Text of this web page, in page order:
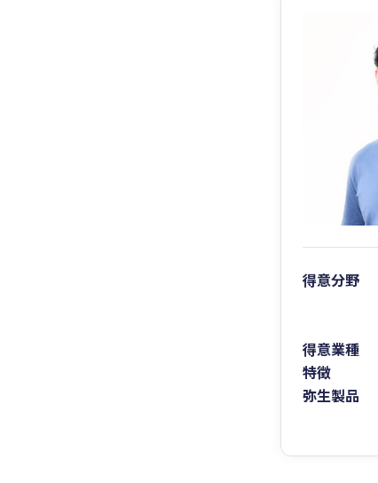
得意分野
得意業種
特徴
弥生製品